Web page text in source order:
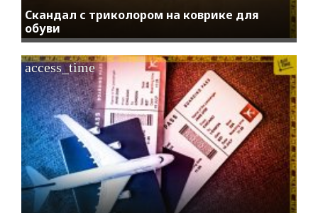
Скандал с триколором на коврике для
обуви
access_time